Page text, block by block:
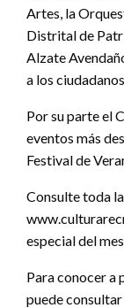
Artes, la
Distrital de
Alzate
a los
Por su parte el
eventos más
Festival de
Consulte toda
especial del
Para conocer a
puede